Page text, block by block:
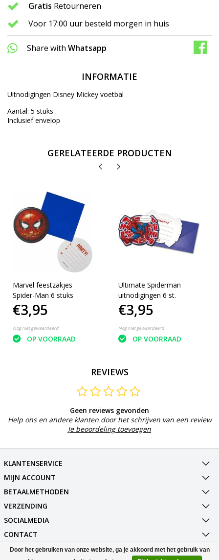
Gratis Retourneren
Voor 17:00 uur besteld morgen in huis
Share with Whatsapp
INFORMATIE
Uitnodigingen Disney Mickey voetbal
Aantal: 5 stuks
Inclusief envelop
GERELATEERDE PRODUCTEN
Marvel feestzakjes
Spider-Man 6 stuks
€3,95
Nog niet gewaardeerd
OP VOORRAAD
Ultimate Spiderman
uitnodigingen 6 st.
€3,95
Nog niet gewaardeerd
OP VOORRAAD
REVIEWS
Geen reviews gevonden
Help ons en andere klanten door het schrijven van een review
Je beoordeling toevoegen
KLANTENSERVICE
MIJN ACCOUNT
BETAALMETHODEN
VERZENDING
SOCIALMEDIA
CONTACT
Door het gebruiken van onze website, ga je akkoord met het gebruik van